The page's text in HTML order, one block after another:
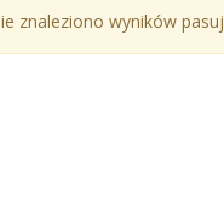
znaleziono wyników